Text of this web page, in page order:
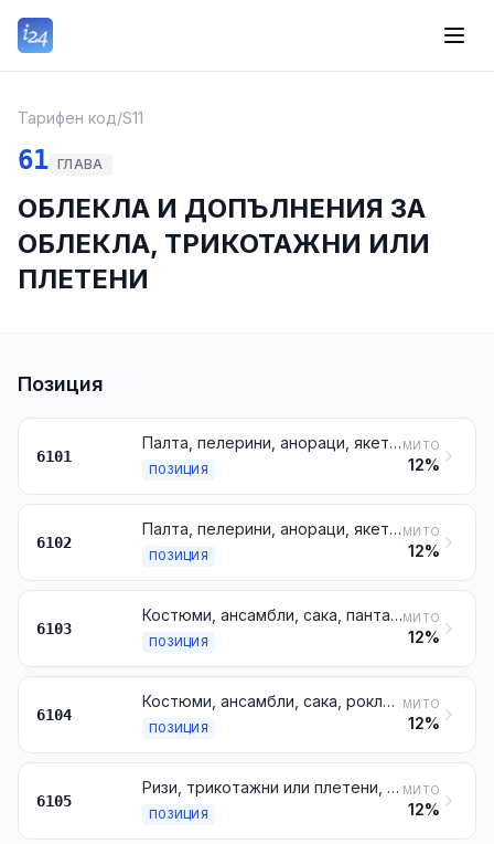
Тарифен код/S11
61 ГЛАВА
ОБЛЕКЛА И ДОПЪЛНЕНИЯ ЗА
ОБЛЕКЛА, ТРИКОТАЖНИ ИЛИ
ПЛЕТЕНИ
Позиция
6101
Палта, пелерини, анораци, якета, блузони и подобни артикули, трикотажни или плетени, за мъже или момчета, с изключение на артикулите от № 6103
ПОЗИЦИЯ
МИТО
12%
6102
Палта, пелерини, анораци, якета, блузони и подобни артикули, трикотажни или плетени, за жени или момичета, с изключение на артикулите от № 6104
ПОЗИЦИЯ
МИТО
12%
6103
Костюми, ансамбли, сака, панталони, панталони с пластрон и презрамки, панталони до под коляното, къси панталони и шорти (различни от банските костюми), трикотажни или плетени, за мъже или момчета
ПОЗИЦИЯ
МИТО
12%
6104
Костюми, ансамбли, сака, рокли, поли, поли-панталони, панталони, панталони с пластрон и презрамки, панталони до под коляното, къси панталони и шорти (различни от банските костюми), трикотажни или плетени, за жени или момичета
ПОЗИЦИЯ
МИТО
12%
6105
Ризи, трикотажни или плетени, за мъже или момчета
ПОЗИЦИЯ
МИТО
12%